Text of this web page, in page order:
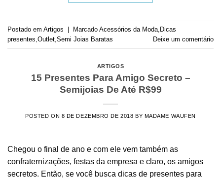
Postado em Artigos | Marcado Acessórios da Moda Dicas
presentes Outlet Semi Joias Baratas Deixe um comentário
ARTIGOS
15 Presentes Para Amigo Secreto –
Semijoias De Até R$99
POSTED ON 8 DE DEZEMBRO DE 2018 BY MADAME WAUFEN
Chegou o final de ano e com ele vem também as
confraternizações, festas da empresa e claro, os amigos
secretos. Então, se você busca dicas de presentes para